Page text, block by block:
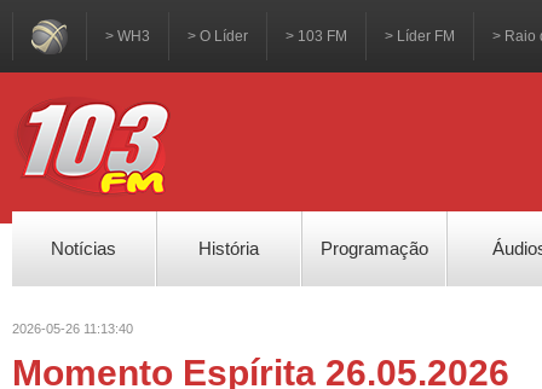
> WH3 > O Líder > 103 FM > Líder FM > Raio
Notícias História Programação
2026-05-26 11:13:40
Momento Espírita 26.05.2026